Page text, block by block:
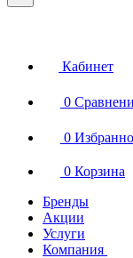
Кабинет
0
0
0 Корзина
Бренды
Акции
Услуги
Компания